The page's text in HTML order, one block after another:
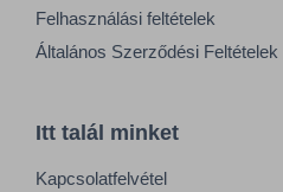
Felhasználási feltételek
Általános Szerződési Feltételek
Itt talál minket
Kapcsolatfelvétel